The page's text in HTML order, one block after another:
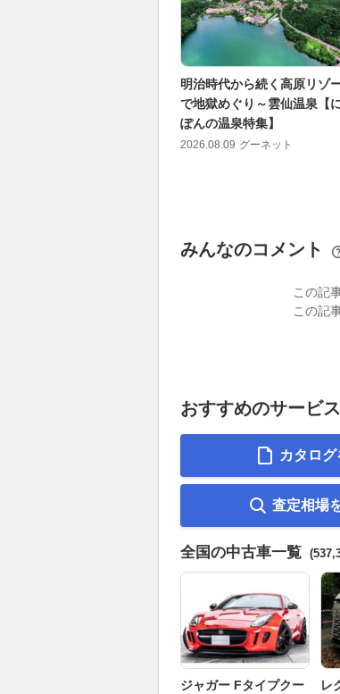
明治時代から続く高原リゾ
で地獄めぐり～雲仙温泉【
ぽんの温泉特集】
2026.08.09 グーネット
みんなのコメント
この記
この記
おすすめのサービス
カタログ
査定相場
全国の中古車一覧
ジャガー Fタイプクー
レ